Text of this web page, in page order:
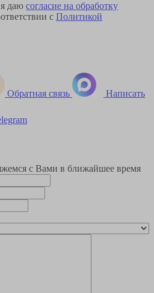
даю согласие на обработку
с Политикой
Обратная связь Написать
с Вами в ближайшее время